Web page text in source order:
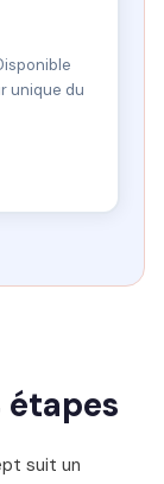
unique du
étapes
suit un